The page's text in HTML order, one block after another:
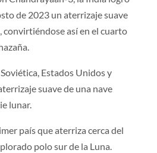
de 2023 un aterrizaje suave
convirtiéndose así en el cuarto
Estados Unidos y
suave de una nave
lunar.
país que aterriza cerca del
polo sur de la Luna.